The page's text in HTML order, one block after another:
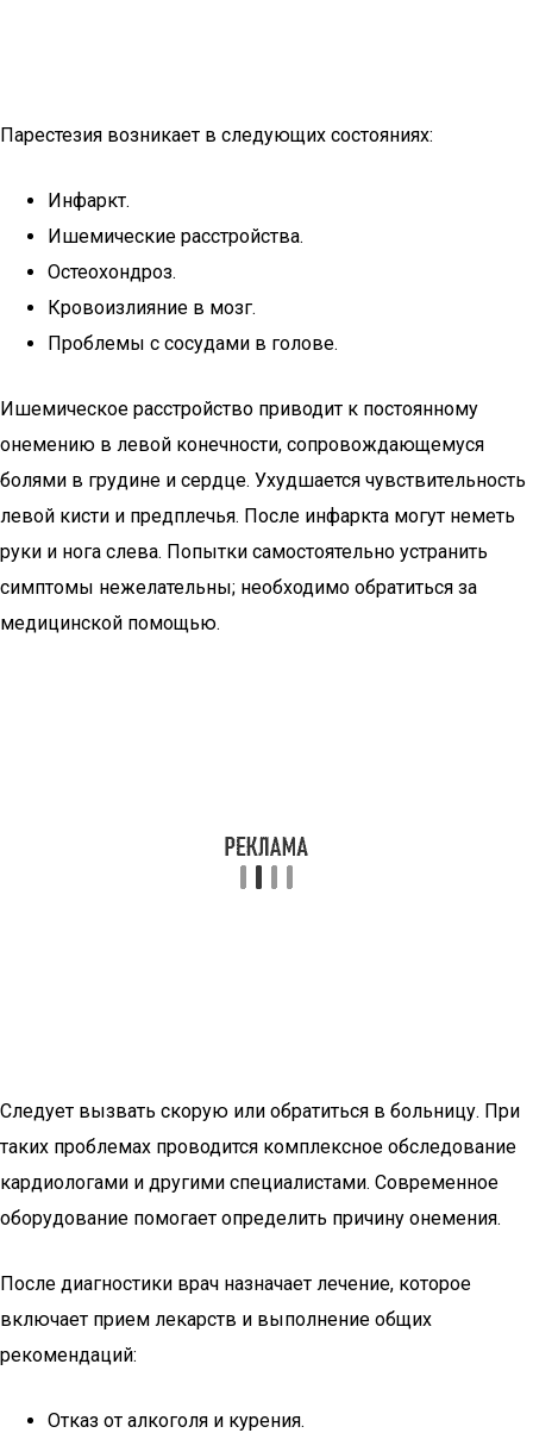
Парестезия возникает в следующих состояниях:
Инфаркт.
Ишемические расстройства.
Остеохондроз.
Кровоизлияние в мозг.
Проблемы с сосудами в голове.
Ишемическое расстройство приводит к постоянному
онемению в левой конечности, сопровождающемуся
болями в грудине и сердце. Ухудшается чувствительность
левой кисти и предплечья. После инфаркта могут неметь
руки и нога слева. Попытки самостоятельно устранить
симптомы нежелательны; необходимо обратиться за
медицинской помощью.
Следует вызвать скорую или обратиться в больницу. При
таких проблемах проводится комплексное обследование
кардиологами и другими специалистами. Современное
оборудование помогает определить причину онемения.
После диагностики врач назначает лечение, которое
включает прием лекарств и выполнение общих
рекомендаций:
Отказ от алкоголя и курения.